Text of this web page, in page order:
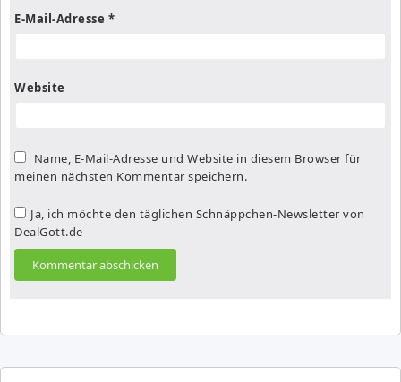
E-Mail-Adresse *
Website
Name, E-Mail-Adresse und Website in diesem Browser für
meinen nächsten Kommentar speichern.
Ja, ich möchte den täglichen Schnäppchen-Newsletter von
DealGott.de